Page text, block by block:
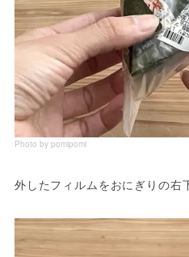
Photo by pomipomi
外したフィルムをおにぎりの右